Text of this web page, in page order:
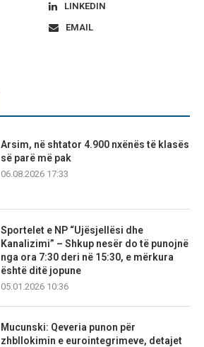
LINKEDIN
EMAIL
Arsim, në shtator 4.900 nxënës të klasës
së parë më pak
06.08.2026 17:33
Sportelet e NP “Ujësjellësi dhe
Kanalizimi” – Shkup nesër do të punojnë
nga ora 7:30 deri në 15:30, e mërkura
është ditë jopune
05.01.2026 10:36
Mucunski: Qeveria punon për
zhbllokimin e eurointegrimeve, detajet